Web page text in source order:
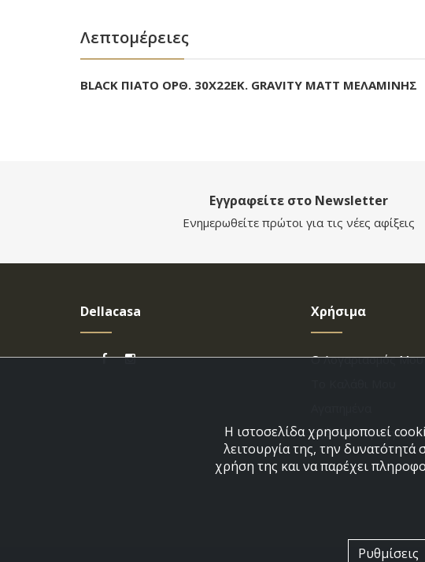
Λεπτομέρειες
BLACK ΠΙΑΤΟ ΟΡΘ. 30Χ22ΕΚ. GRAVITY MATT ΜΕΛΑΜΙΝΗΣ
Εγγραφείτε στο Newsletter
Ενημερωθείτε πρώτοι για τις νέες αφίξεις
Dellacasa Χρήσιμα
Ο Λογαριασμός Μου
Εξέλιξη
Η ιστοσελίδα χρησιμοποιεί
λειτουργία της, την δυνατότητά
χρήση της και να παρέχει
Ρυθμίσεις